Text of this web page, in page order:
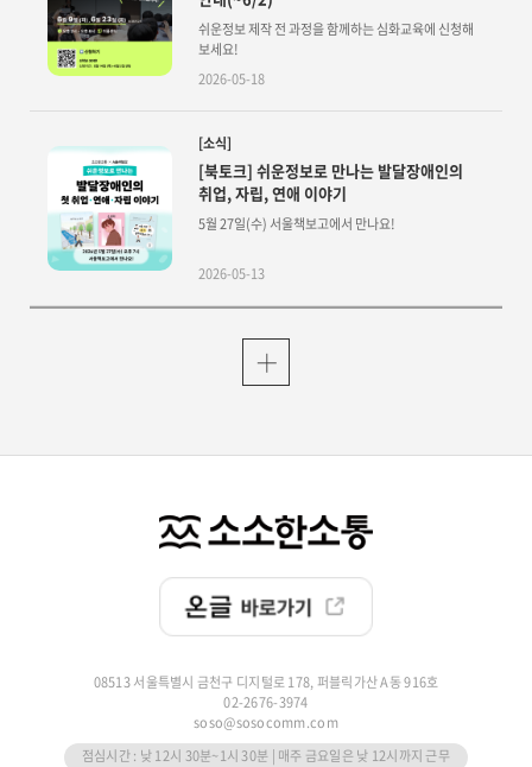
쉬운정보 제작 전 과정을 함께하는 심화교육에 신청해
보세요!
2026-05-18
[소식]
[북토크] 쉬운정보로 만나는 발달장애인의
취업, 자립, 연애 이야기
5월 27일(수) 서울책보고에서 만나요!
2026-05-13
08513 서울특별시 금천구 디지털로 178, 퍼블릭가산 A동 916호
02-2676-3974
soso@sosocomm.com
점심시간 : 낮 12시 30분~1시 30분 | 매주 금요일은 낮 12시까지 근무